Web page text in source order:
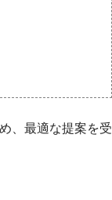
、最適な提案を受